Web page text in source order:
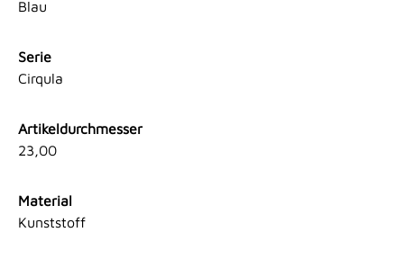
Blau
Serie
Cirqula
Artikeldurchmesser
23,00
Material
Kunststoff